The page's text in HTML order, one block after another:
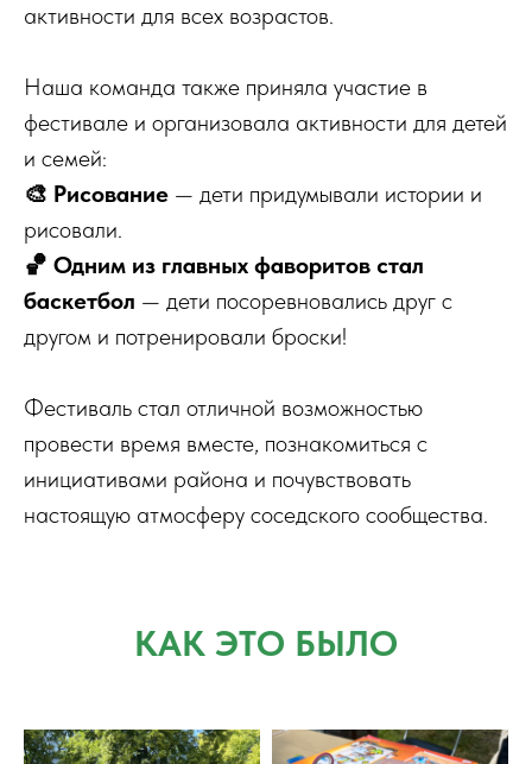
активности для всех возрастов.
Наша команда также приняла участие в
фестивале и организовала активности для детей
и семей:
🎨 Рисование — дети придумывали истории и
рисовали.
🏀 Одним из главных фаворитов стал
баскетбол — дети посоревновались друг с
другом и потренировали броски!
Фестиваль стал отличной возможностью
провести время вместе, познакомиться с
инициативами района и почувствовать
настоящую атмосферу соседского сообщества.
КАК ЭТО БЫЛО